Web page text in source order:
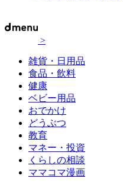
>
雑貨・日用品
食品・飲料
健康
ベビー用品
おでかけ
どうぶつ
教育
マネー・投資
くらしの相談
ママコマ漫画